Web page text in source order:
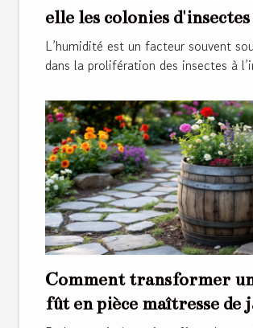
elle les colonies
soi ?
L’humidité est un facteur souvent
dans la prolifération des insectes à
Comment transformer
fût en pièce maîtresse de